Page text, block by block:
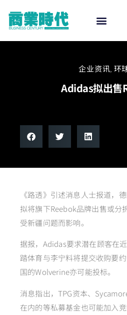
企业资讯 环
Adidas拟出售
《路透》引述消息人士报道，
拟将旗下Reebok品牌出售或分
受新疆问题而影响。
据报，Adidas要求潜在顾客在
踏体育与李宁料将提交收购要
国的Wolverine亦可能投标。
消息指出，TPG资本、
在内的等私募基金也可能加入